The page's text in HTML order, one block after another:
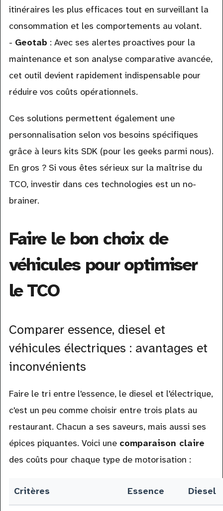
itinéraires les plus efficaces tout en surveillant la
consommation et les comportements au volant.
- Geotab : Avec ses alertes proactives pour la
maintenance et son analyse comparative avancée,
cet outil devient rapidement indispensable pour
réduire vos coûts opérationnels.
Ces solutions permettent également une
personnalisation selon vos besoins spécifiques
grâce à leurs kits SDK (pour les geeks parmi nous).
En gros ? Si vous êtes sérieux sur la maîtrise du
TCO, investir dans ces technologies est un no-
brainer.
Faire le bon choix de
véhicules pour optimiser
le TCO
Comparer essence, diesel et
véhicules électriques : avantages et
inconvénients
Faire le tri entre l'essence, le diesel et l'électrique,
c'est un peu comme choisir entre trois plats au
restaurant. Chacun a ses saveurs, mais aussi ses
épices piquantes. Voici une comparaison claire
des coûts pour chaque type de motorisation :
Critères Essence Diesel